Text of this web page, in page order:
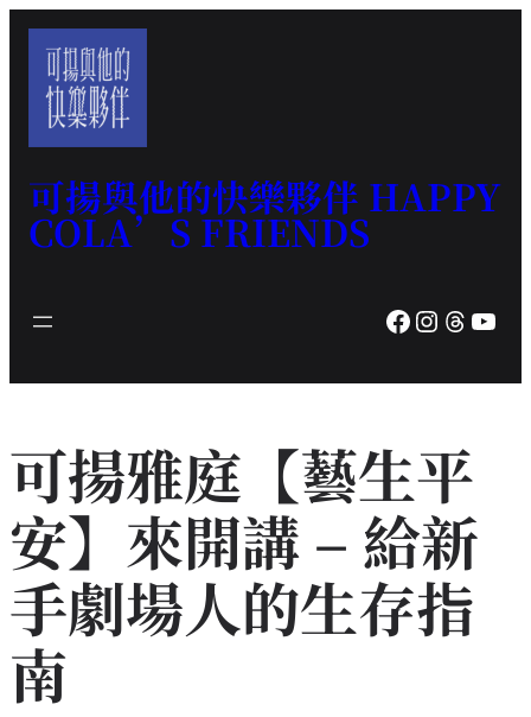
可揚與他的快樂夥伴 HAPPY
COLA’S FRIENDS
Facebook Instagram Threads YouTube
可揚雅庭【藝生平
安】來開講 – 給新
手劇場人的生存指
南